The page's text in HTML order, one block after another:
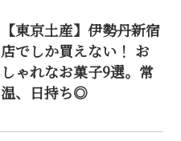
【東京土産】伊勢丹新宿
店でしか買えない！ お
しゃれなお菓子9選。常
温、日持ち◎